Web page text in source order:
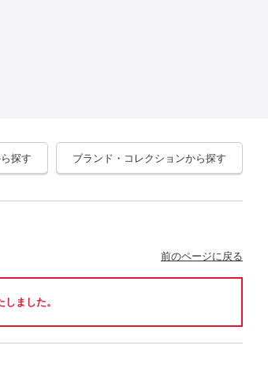
探す ブランド・コレクションから探す
前のページに戻る
ました。